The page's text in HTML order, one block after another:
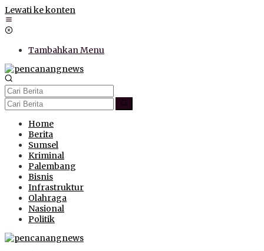
Lewati ke konten
Tambahkan Menu
Home
Berita
Sumsel
Kriminal
Palembang
Bisnis
Infrastruktur
Olahraga
Nasional
Politik